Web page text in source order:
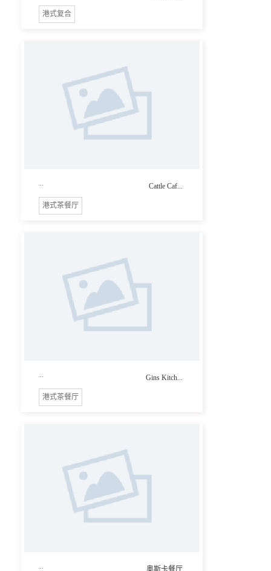
港式复合
Cattle Caf...
港式茶餐厅
Gins Kitch...
港式茶餐厅
奥斯卡餐厅